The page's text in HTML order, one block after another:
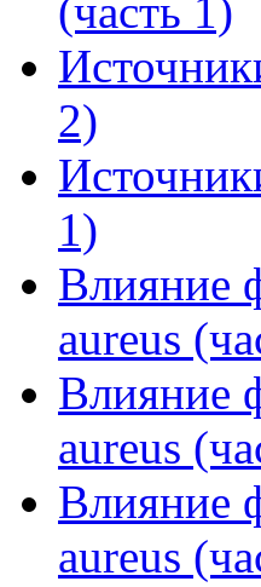
(часть 1)
2)
1)
Влияние
aureus
Влияние
aureus
Влияние
aureus